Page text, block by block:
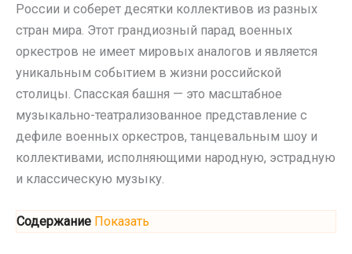
России и соберет десятки коллективов из разных
стран мира. Этот грандиозный парад военных
оркестров не имеет мировых аналогов и является
уникальным событием в жизни российской
столицы. Спасская башня — это масштабное
музыкально-театрализованное представление с
дефиле военных оркестров, танцевальным шоу и
коллективами, исполняющими народную, эстрадную
и классическую музыку.
Содержание Показать